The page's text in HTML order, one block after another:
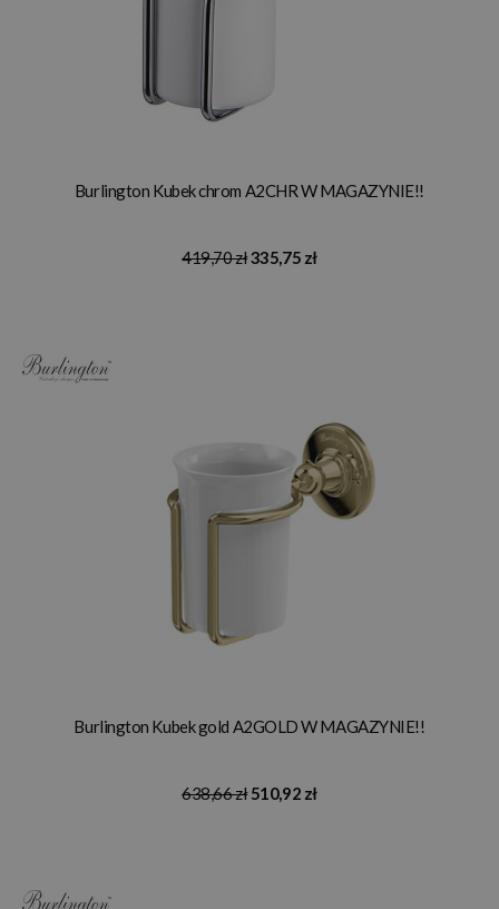
Burlington Kubek chrom A2CHR W MAGAZYNIE!!
419,70 zł335,75 zł
Burlington Kubek gold A2GOLD W MAGAZYNIE!!
638,66 zł 510,92 zł